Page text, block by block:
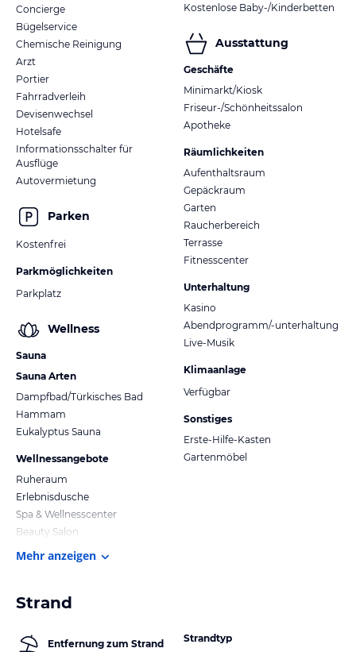
Concierge
Bügelservice
Chemische Reinigung
Arzt
Portier
Fahrradverleih
Devisenwechsel
Hotelsafe
Informationsschalter für
Ausflüge
Autovermietung
Parken
Kostenfrei
Parkmöglichkeiten
Parkplatz
Wellness
Sauna
Sauna Arten
Dampfbad/Türkisches Bad
Hammam
Eukalyptus Sauna
Wellnessangebote
Ruheraum
Erlebnisdusche
Spa & Wellnesscenter
Beauty Salon
Kostenlose Baby-/Kinderbetten
Ausstattung
Geschäfte
Minimarkt/Kiosk
Friseur-/Schönheitssalon
Apotheke
Räumlichkeiten
Aufenthaltsraum
Gepäckraum
Garten
Raucherbereich
Terrasse
Fitnesscenter
Unterhaltung
Kasino
Abendprogramm/-unterhaltung
Live-Musik
Klimaanlage
Verfügbar
Sonstiges
Erste-Hilfe-Kasten
Gartenmöbel
Mehr anzeigen
Strand
Entfernung zum Strand
Strandtyp